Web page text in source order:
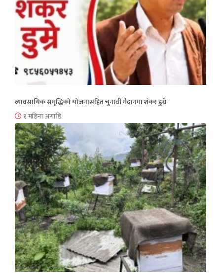
व्यावसायिक समृद्धिको योजनासहित चुनावी मैदानमा शंकर डुम्रे
१ महिना अगाडि